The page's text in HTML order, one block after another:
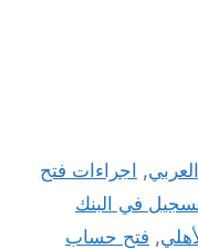
, اجراءات فتح
في البنك
, فتح حساب